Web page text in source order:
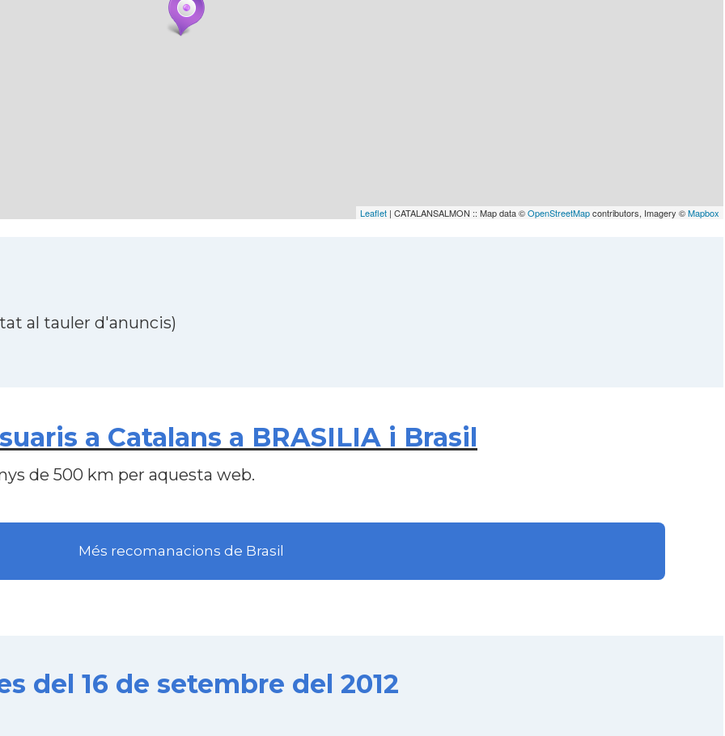
Leaflet | CATALANSALMON :: Map data ©OpenStreetMapcontributors, Imagery ©Mapbox
al tauler d'anuncis)
a Catalans a BRASILIA i Brasil
de 500 km per aquesta web.
Més recomanacions de Brasil
del 16 de setembre del 2012